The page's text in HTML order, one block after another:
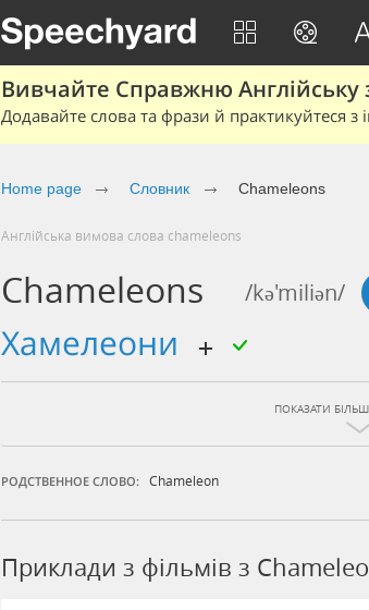
Вивчайте Справжню Англійську
Додавайте слова та фрази й практикуйтеся
Home page Cловник Chameleons
Англійська вимова слова chameleons
Chameleons /kə'miliən/
хамелеони
ПОКАЗАТИ
РОДСТВЕННОЕ СЛОВО: Chameleon
Приклади з фільмів з